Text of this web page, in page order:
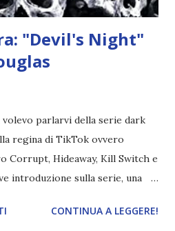
"Devil's Night"
parlarvi della serie dark
regina di TikTok ovvero
Corrupt, Hideaway, Kill Switch e
introduzione sulla serie, una
sui libri singoli. I libri sono in
CONTINUA A LEGGERE!